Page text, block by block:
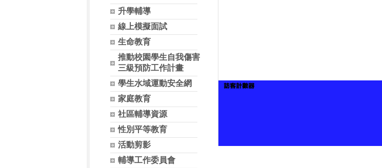
升學輔導
線上模擬面試
生命教育
推動校園學生自我傷害
三級預防工作計畫
學生水域運動安全網
家庭教育
社區輔導資源
性別平等教育
活動剪影
輔導工作委員會